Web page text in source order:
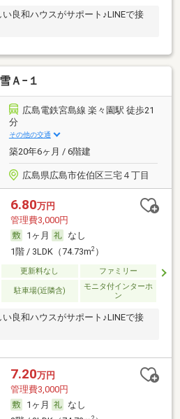
良和ハウスがサポート♪LINEで接
Ａ−１
広島電鉄宮島線 楽々園駅 徒歩21
分
その他の交通
築20年6ヶ月 / 6階建
広島県広島市佐伯区三宅４丁目
6.80万円
管理費3,000円
1ヶ月
なし
1階 / 3LDK（74.73m2）
更新料なし ファミリー
駐車場(近隣含)
モニタ付インターホ
ン
良和ハウスがサポート♪LINEで接
7.20万円
管理費3,000円
1ヶ月
なし